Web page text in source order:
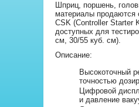
Шприц, поршень,
материалы продаются
CSK (Controller Starter
доступных для
см, 30/55 куб. см).
Описание:
Высокоточный
точностью
Цифровой
и давление